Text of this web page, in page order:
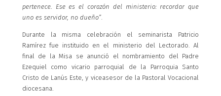
pertenece. Ese es el corazón del ministerio: recordar que
uno es servidor, no dueño”.
Durante la misma celebración el seminarista Patricio
Ramírez fue instituido en el ministerio del Lectorado. Al
final de la Misa se anunció el nombramiento del Padre
Ezequiel como vicario parroquial de la Parroquia Santo
Cristo de Lanús Este, y viceasesor de la Pastoral Vocacional
diocesana.